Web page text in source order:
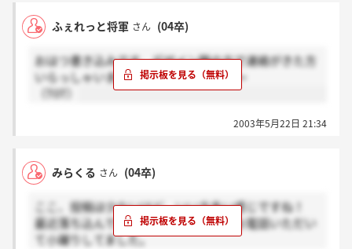
う！！
ふぇれっと将軍 さん (04卒)
おはつ書き込みです。デザイン職の方で連絡がきた方
いらっしゃいますか？落ちたのかなぁ～
（T0T）
2003年5月22日 21:34
みらくる さん (04卒)
ここ、投稿は少ないけど、いい方多い感じですね！
最近落ち込んでたところに、私も今日お電話いただい
て小躍りしてました。